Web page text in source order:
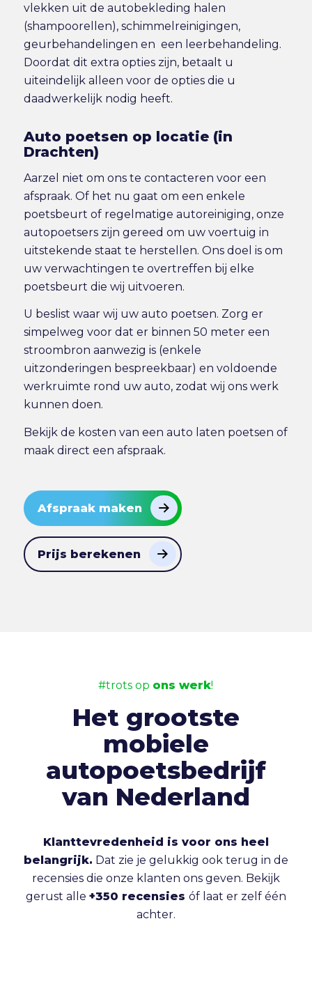
vlekken uit de autobekleding halen
(shampoorellen), schimmelreinigingen,
geurbehandelingen en een leerbehandeling.
Doordat dit extra opties zijn, betaalt u
uiteindelijk alleen voor de opties die u
daadwerkelijk nodig heeft.
Auto poetsen op locatie (in
Drachten)
Aarzel niet om ons te contacteren voor een
afspraak. Of het nu gaat om een enkele
poetsbeurt of regelmatige autoreiniging, onze
autopoetsers zijn gereed om uw voertuig in
uitstekende staat te herstellen. Ons doel is om
uw verwachtingen te overtreffen bij elke
poetsbeurt die wij uitvoeren.
U beslist waar wij uw auto poetsen. Zorg er
simpelweg voor dat er binnen 50 meter een
stroombron aanwezig is (enkele
uitzonderingen bespreekbaar) en voldoende
werkruimte rond uw auto, zodat wij ons werk
kunnen doen.
Bekijk de kosten van een auto laten poetsen of
maak direct een afspraak.
Afspraak maken
Prijs berekenen
#trots op ons werk!
Het grootste
mobiele
autopoetsbedrijf
van Nederland
Klanttevredenheid is voor ons heel
belangrijk. Dat zie je gelukkig ook terug in de
recensies die onze klanten ons geven. Bekijk
gerust alle +350 recensies óf laat er zelf één
achter.